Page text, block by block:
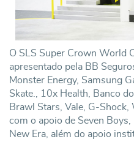
O SLS Super Crown World
apresentado pela BB
Monster Energy, Samsung
Skate., 10x Health, Banco
Brawl Stars, Vale, G-Shock,
com o apoio de Seven
New Era, além do apoio